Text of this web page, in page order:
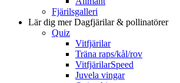
Fjärilsgalleri
Lär dig merDagfjärilar & pollinatörer
Quiz
Vitfjärilar
Träna raps/kål/rov
VitfjärilarSpeed
Juvela vingar